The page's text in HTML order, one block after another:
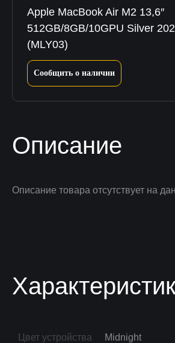
Apple MacBook Air M2 13,6″
512GB/8GB/10GPU Silver
(MLY03)
Сообщить о наличии
Описание
Описание товара отсутствует на
Цвет устройства Midnight